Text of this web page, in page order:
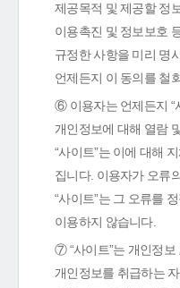
제공목적 및 제공할 정
이용촉진 및 정보보호
규정한 사항을 미리 명
언제든지 이 동의를 철
⑥ 이용자는 언제든지 “
개인정보에 대해 열람
“사이트”는 이에 대해
집니다. 이용자가 오류
“사이트”는 그 오류를
이용하지 않습니다.
⑦ “사이트”는 개인정
개인정보를 취급하는